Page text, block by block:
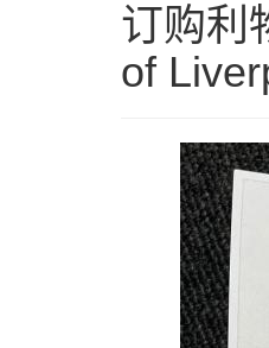
订购利
of